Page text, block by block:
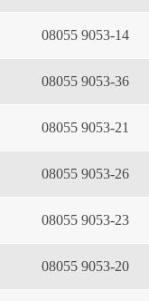
08055 9053-14
08055 9053-36
08055 9053-21
08055 9053-26
08055 9053-23
08055 9053-20